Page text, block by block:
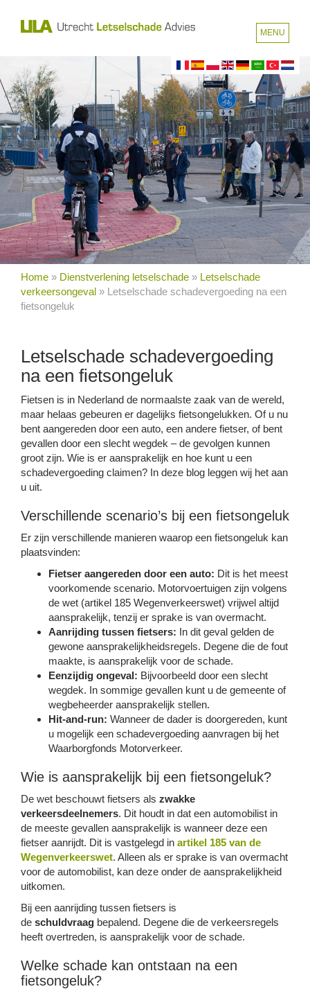
MENU
Home » Dienstverlening letselschade » Letselschade
verkeersongeval » Letselschade schadevergoeding na een
fietsongeluk
Letselschade schadevergoeding
na een fietsongeluk
Fietsen is in Nederland de normaalste zaak van de wereld,
maar helaas gebeuren er dagelijks fietsongelukken. Of u nu
bent aangereden door een auto, een andere fietser, of bent
gevallen door een slecht wegdek – de gevolgen kunnen
groot zijn. Wie is er aansprakelijk en hoe kunt u een
schadevergoeding claimen? In deze blog leggen wij het aan
u uit.
Verschillende scenario’s bij een fietsongeluk
Er zijn verschillende manieren waarop een fietsongeluk kan
plaatsvinden:
Fietser aangereden door een auto: Dit is het meest
voorkomende scenario. Motorvoertuigen zijn volgens
de wet (artikel 185 Wegenverkeerswet) vrijwel altijd
aansprakelijk, tenzij er sprake is van overmacht.
Aanrijding tussen fietsers: In dit geval gelden de
gewone aansprakelijkheidsregels. Degene die de fout
maakte, is aansprakelijk voor de schade.
Eenzijdig ongeval: Bijvoorbeeld door een slecht
wegdek. In sommige gevallen kunt u de gemeente of
wegbeheerder aansprakelijk stellen.
Hit-and-run: Wanneer de dader is doorgereden, kunt
u mogelijk een schadevergoeding aanvragen bij het
Waarborgfonds Motorverkeer.
Wie is aansprakelijk bij een fietsongeluk?
De wet beschouwt fietsers als zwakke
verkeersdeelnemers. Dit houdt in dat een automobilist in
de meeste gevallen aansprakelijk is wanneer deze een
fietser aanrijdt. Dit is vastgelegd in artikel 185 van de
Wegenverkeerswet. Alleen als er sprake is van overmacht
voor de automobilist, kan deze onder de aansprakelijkheid
uitkomen.
Bij een aanrijding tussen fietsers is
de schuldvraag bepalend. Degene die de verkeersregels
heeft overtreden, is aansprakelijk voor de schade.
Welke schade kan ontstaan na een
fietsongeluk?